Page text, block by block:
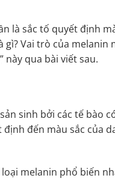
là sắc tố quyết định
gì? Vai trò của melanin
này qua bài viết sau.
sinh bởi các tế bào
đến màu sắc của
melanin phổ biến